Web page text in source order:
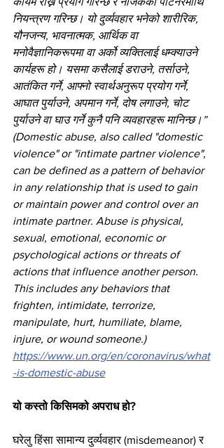
नियन्त्रण गरिन्छ। यो दुर्व्यवहार भनेको शारीरिक,
यौनजन्य, भावनात्मक, आर्थिक वा
मनोवैज्ञानिकरूपमा वा अर्को व्यक्तिलाई धम्क्याउने
कार्यहरू हो। यसमा कसैलाई डराउने, तर्साउने,
आतंकित गर्ने, आफ्नो स्वार्थअनुरूप प्रयोग गर्ने,
आघात पुर्याउने, अपमान गर्ने, दोष लगाउने, चोट
पुर्याउने वा घाउ गर्ने कुनै पनि व्यवहारहरू मानिन्छ।”
(Domestic abuse, also called "domestic
violence" or "intimate partner violence",
can be defined as a pattern of behavior
in any relationship that is used to gain
or maintain power and control over an
intimate partner. Abuse is physical,
sexual, emotional, economic or
psychological actions or threats of
actions that influence another person.
This includes any behaviors that
frighten, intimidate, terrorize,
manipulate, hurt, humiliate, blame,
injure, or wound someone.)
https://www.un.org/en/coronavirus/what
-is-domestic-abuse
यो कस्तो किसिमको अपराध हो?
घरेलु हिंसा सामान्य दुर्व्यवहार (misdemeanor) र